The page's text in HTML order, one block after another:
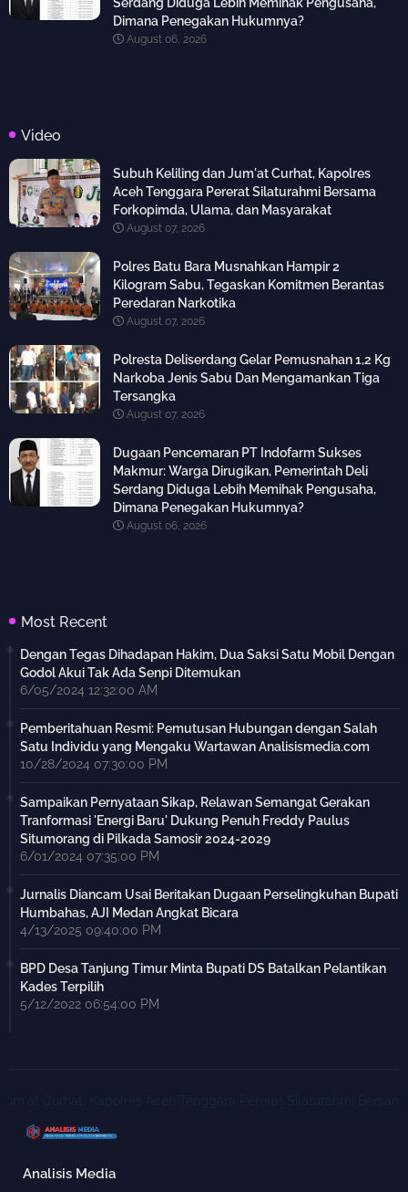
Serdang Diduga Lebih Memihak Pengusaha,
Dimana Penegakan Hukumnya?
August 06, 2026
Video
Subuh Keliling dan Jum'at Curhat, Kapolres
Aceh Tenggara Pererat Silaturahmi Bersama
Forkopimda, Ulama, dan Masyarakat
August 07, 2026
Polres Batu Bara Musnahkan Hampir 2
Kilogram Sabu, Tegaskan Komitmen Berantas
Peredaran Narkotika
August 07, 2026
Polresta Deliserdang Gelar Pemusnahan 1,2 Kg
Narkoba Jenis Sabu Dan Mengamankan Tiga
Tersangka
August 07, 2026
Dugaan Pencemaran PT Indofarm Sukses
Makmur: Warga Dirugikan, Pemerintah Deli
Serdang Diduga Lebih Memihak Pengusaha,
Dimana Penegakan Hukumnya?
August 06, 2026
Most Recent
Dengan Tegas Dihadapan Hakim, Dua Saksi Satu Mobil Dengan
Godol Akui Tak Ada Senpi Ditemukan
6/05/2024 12:32:00 AM
Pemberitahuan Resmi: Pemutusan Hubungan dengan Salah
Satu Individu yang Mengaku Wartawan Analisismedia.com
10/28/2024 07:30:00 PM
Sampaikan Pernyataan Sikap, Relawan Semangat Gerakan
Tranformasi 'Energi Baru' Dukung Penuh Freddy Paulus
Situmorang di Pilkada Samosir 2024-2029
6/01/2024 07:35:00 PM
Jurnalis Diancam Usai Beritakan Dugaan Perselingkuhan Bupati
Humbahas, AJI Medan Angkat Bicara
4/13/2025 09:40:00 PM
BPD Desa Tanjung Timur Minta Bupati DS Batalkan Pelantikan
Kades Terpilih
5/12/2022 06:54:00 PM
Analisis Media